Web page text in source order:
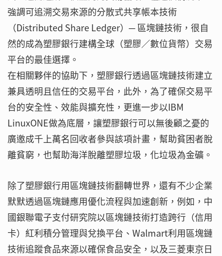
強調可追溯交易來源的分散式共享帳本技術
（Distributed Share Ledger）─ 區塊鏈技術，很自
然的成為塑膠銀行建構全球（塑膠／數位貨幣）交易
平台的最佳選擇。
在相關夥伴的協助下，塑膠銀行透過區塊鏈技術建立
兼具透明且信任的交易平台，此外，為了確保交易平
台的安全性、效能與擴充性，更進一步以IBM
LinuxONE做為底層，讓塑膠銀行可以無後顧之憂的
廣邀成千上萬名回收者參與該項計畫，幫助貧困者脫
離貧窮，也幫助海洋脫離塑膠垃圾，化垃圾為金礦。
除了塑膠銀行用區塊鏈技術翻轉世界，還有不少企業
默默透過區塊鏈應用優化流程與加速創新，例如，中
國銀聯電子支付研究院以區塊鏈技術打造跨行（信用
卡）紅利積分管理與兌換平台、Walmart利用區塊鏈
技術追蹤食品來源以確保食品安全，以及三菱東京日